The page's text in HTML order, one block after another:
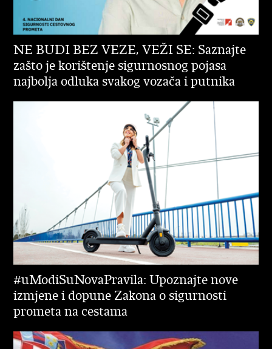
NE BUDI BEZ VEZE, VEŽI SE: Saznajte
zašto je korištenje sigurnosnog pojasa
najbolja odluka svakog vozača i putnika
#uModiSuNovaPravila: Upoznajte nove
izmjene i dopune Zakona o sigurnosti
prometa na cestama